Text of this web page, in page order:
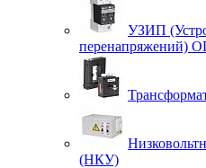
УЗИП
перенапряжений)
(НКУ)